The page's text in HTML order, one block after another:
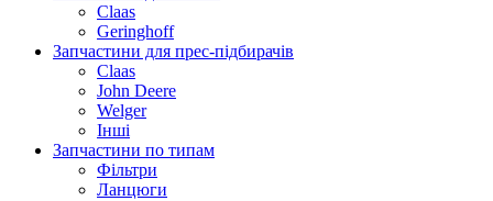
Claas
Geringhoff
Запчастини для прес-підбирачів
Claas
John Deere
Welger
Інші
Запчастини по типам
Фільтри
Ланцюги